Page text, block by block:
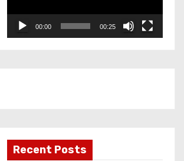
P
00:00 00:25
Recent Posts